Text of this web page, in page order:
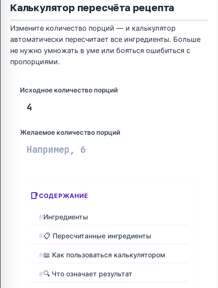
Калькулятор пересчёта рецепта
Измените количество порций — и калькулятор
автоматически пересчитает все ингредиенты. Больше
не нужно умножать в уме или бояться ошибиться с
пропорциями.
Исходное количество порций
Желаемое количество порций
СОДЕРЖАНИЕ
Ингредиенты
📋 Пересчитанные ингредиенты
📖 Как пользоваться калькулятором
🔍 Что означает результат